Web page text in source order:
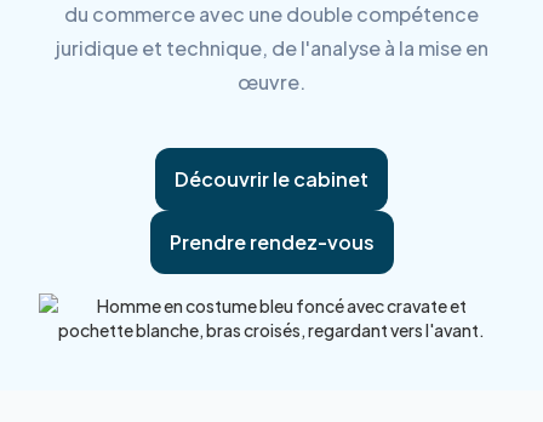
du commerce avec une double compétence
juridique et technique, de l'analyse à la mise en
œuvre.
Découvrir le cabinet
Prendre rendez-vous